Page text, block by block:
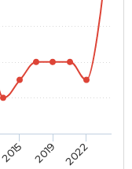
2015 2019 2022